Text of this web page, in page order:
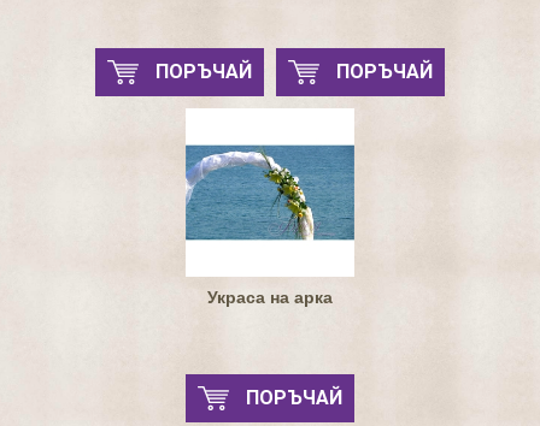
ПОРЪЧАЙ ПОРЪЧАЙ
Украса на арка
ПОРЪЧАЙ